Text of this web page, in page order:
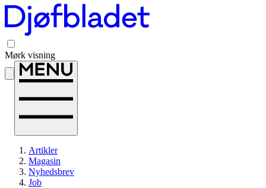
Mørk visning
Artikler
Magasin
Nyhedsbrev
Job